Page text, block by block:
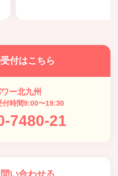
付はこちら
ー北九州
時間9:00〜19:30
7480-21
い合わせる